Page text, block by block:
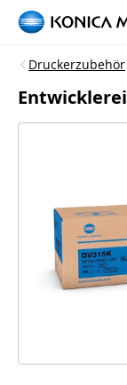
Druckerzubehör